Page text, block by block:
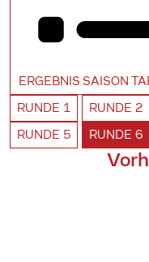
ERGEBNIS SAISON
RUNDE 1 RUNDE 2
RUNDE 5 RUNDE 6